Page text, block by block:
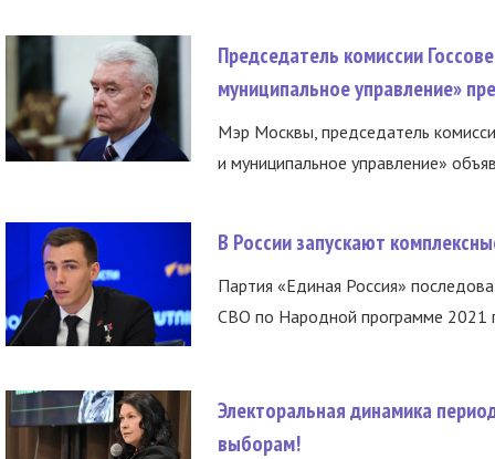
Председатель комиссии
муниципальное управление»
Мэр Москвы, председатель
и муниципальное управление»
В России запускают
Партия «Единая Россия»
СВО по Народной программе 2021
Электоральная динамика
выборам!